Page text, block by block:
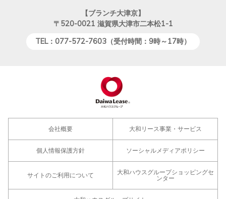
【ブランチ大津京】
〒520-0021 滋賀県大津市二本松1-1
TEL：077-572-7603（受付時間：9時～17時）
会社概要 大和リース事業・サービス
個人情報保護方針 ソーシャルメディアポリシー
サイトのご利用について
大和ハウスグループショッピングセ
ンター